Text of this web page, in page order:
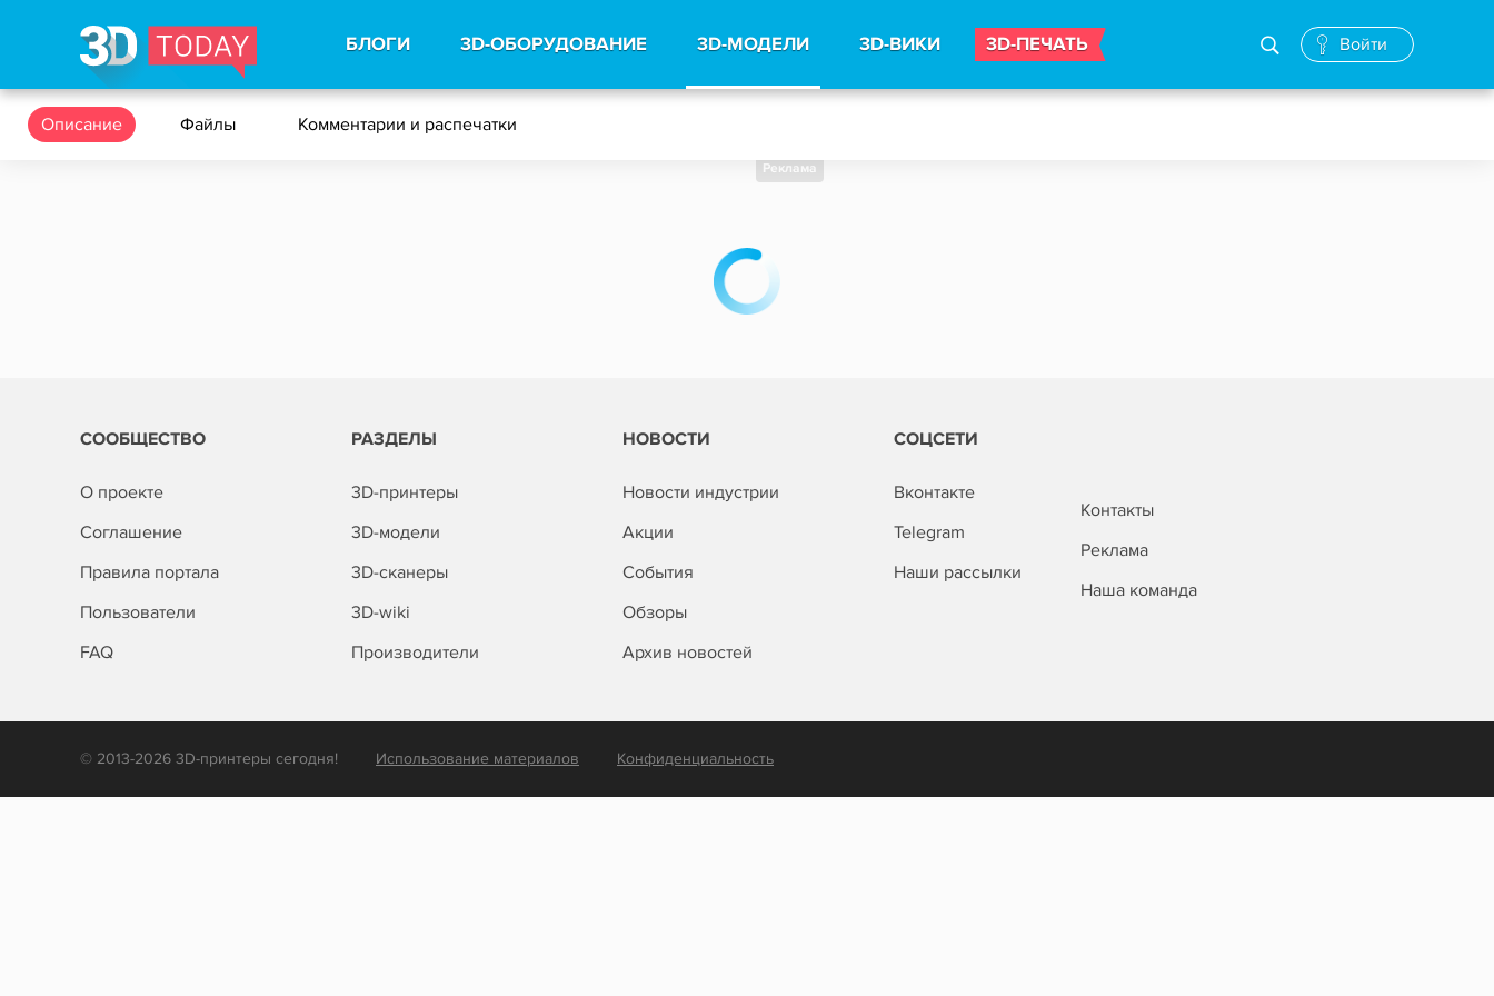
БЛОГИ 3D-ОБОРУДОВАНИЕ 3D-МОДЕЛИ 3D-ВИКИ 3D-ПЕЧАТЬ Войти
Описание Файлы Комментарии и распечатки
Реклама
СООБЩЕСТВО
О проекте
Соглашение
Правила портала
Пользователи
FAQ
РАЗДЕЛЫ
3D-принтеры
3D-модели
3D-сканеры
3D-wiki
Производители
НОВОСТИ
Новости индустрии
Акции
События
Обзоры
Архив новостей
СОЦСЕТИ
Вконтакте
Telegram
Наши рассылки
Контакты
Реклама
Наша команда
© 2013-2026 3D-принтеры сегодня! Использование материалов Конфиденциальность